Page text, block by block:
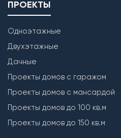
ПРОЕКТЫ
Одноэтажные
Двухэтажные
Дачные
Проекты домов с гаражом
Проекты домов с мансардой
Проекты домов до 100 кв.м
Проекты домов до 150 кв.м